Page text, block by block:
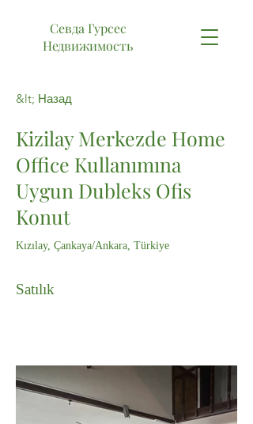
Севда Гурсес
Недвижимость
&lt; Назад
Kizilay Merkezde Home
Office Kullanımına
Uygun Dubleks Ofis
Konut
Kızılay, Çankaya/Ankara, Türkiye
Satılık